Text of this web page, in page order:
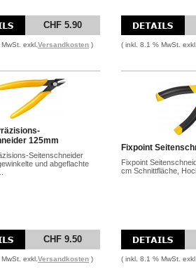
CHF 5.90
exkl. Versandkosten ) ( inkl. 8.1 % MwSt. exkl.
125mm
Seitenschneider
und abgeflachte
CHF 9.50
exkl. Versandkosten )
Fixpoint
Fixpoint
cm Schnittfläche,
( inkl. 8.1 % MwSt. exkl.